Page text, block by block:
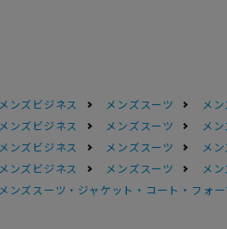
メンズビジネス メンズスーツ
メ
メンズビジネス メンズスーツ
メ
メンズビジネス メンズスーツ
メ
メンズビジネス メンズスーツ
メ
メンズスーツ・ジャケット・コート・フォ